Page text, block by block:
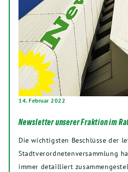
14. Februar 2022
Newsletter unserer Fraktion im
Die wichtigsten Beschlüsse der
Stadtverordnetenversammlung
immer detailliert